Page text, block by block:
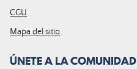
CGU
Mapa del sitio
ÚNETE A LA COMUNIDAD